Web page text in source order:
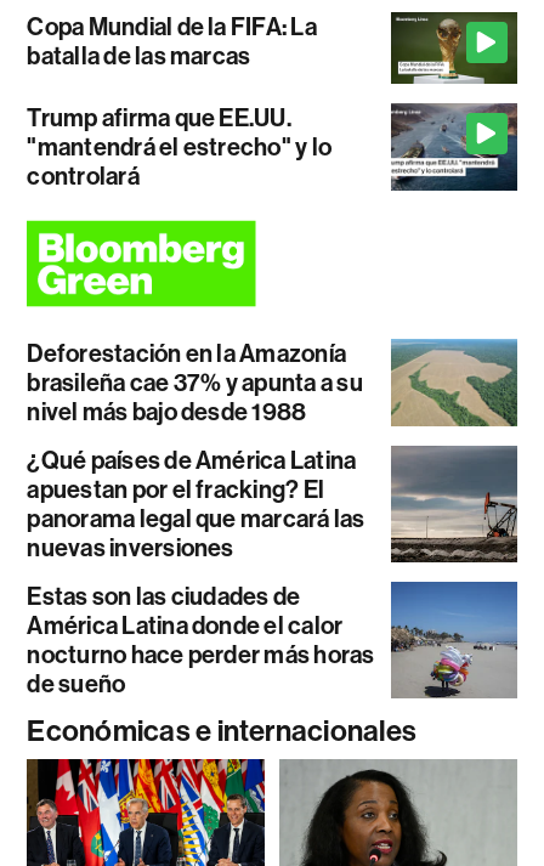
Copa Mundial de la FIFA: La
batalla de las marcas
Trump afirma que EE.UU.
"mantendrá el estrecho" y lo
controlará
Deforestación en la Amazonía
brasileña cae 37% y apunta a su
nivel más bajo desde 1988
¿Qué países de América Latina
apuestan por el fracking? El
panorama legal que marcará las
nuevas inversiones
Estas son las ciudades de
América Latina donde el calor
nocturno hace perder más horas
de sueño
Económicas e internacionales